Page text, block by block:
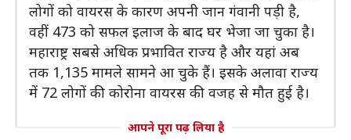
लोगों को वायरस के कारण अपनी जान गंवानी पड़ी है,
वहीं 473 को सफल इलाज के बाद घर भेजा जा चुका है।
महाराष्ट्र सबसे अधिक प्रभावित राज्य है और यहां अब
तक 1,135 मामले सामने आ चुके हैं। इसके अलावा राज्य
में 72 लोगों की कोरोना वायरस की वजह से मौत हुई है।
आपने पूरा पढ़ लिया है